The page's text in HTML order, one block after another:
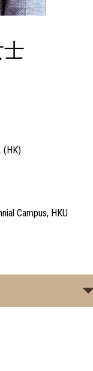
士
(HK)
Campus, HKU